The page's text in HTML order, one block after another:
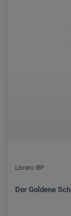
Librero IBP
Der Goldene